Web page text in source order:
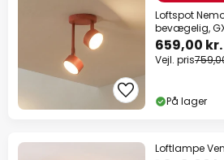
Loftspot
bevægelig,
659,00 kr.
Vejl. pris
På lager
Loftlampe